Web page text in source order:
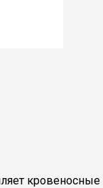
кровеносные